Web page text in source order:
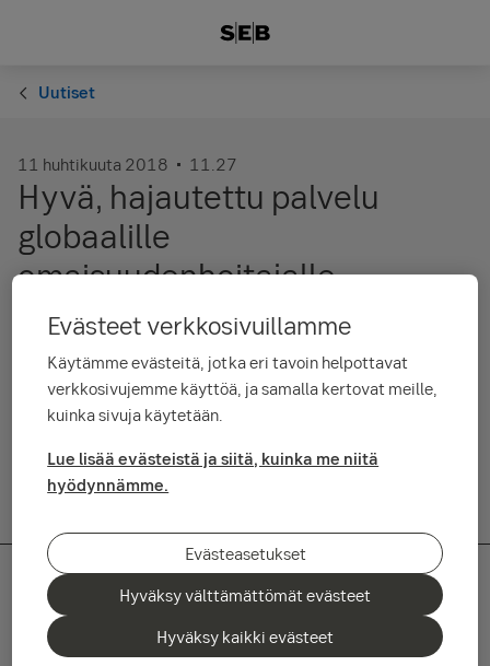
Uutiset
11 huhtikuuta 2018 11.27
Hyvä, hajautettu palvelu
globaalille
omaisuudenhoitajalle
Yhteistyö sujuu hyvin sekä salkunhoitajien että hallinnollisen
henkilökunnan näkökulmasta. Näin toteaa keskinäisen
eläkevakuutusyhtiön Ilmarisen talousjohtajaMikko Mursula
Lue lisää konsernin sivuilla
Pikalinkit
Evästeet verkkosivuillamme
Käytämme evästeitä, jotka eri tavoin helpottavat
verkkosivujemme käyttöä, ja samalla kertovat meille,
kuinka sivuja käytetään.
Lue lisää evästeistä ja siitä, kuinka me niitä
hyödynnämme.
Evästeasetukset
Hyväksy välttämättömät evästeet
Hyväksy kaikki evästeet